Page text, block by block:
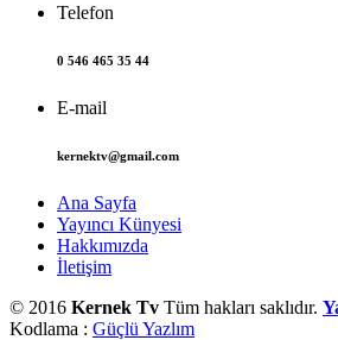
Telefon
0 546 465 35 44
E-mail
kernektv@gmail.com
Ana Sayfa
Yayıncı Künyesi
Hakkımızda
İletişim
© 2016 Kernek Tv Tüm hakları saklıdır.
Kodlama : Güçlü Yazlım